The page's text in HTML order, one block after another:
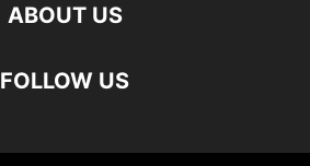
ABOUT US
FOLLOW US